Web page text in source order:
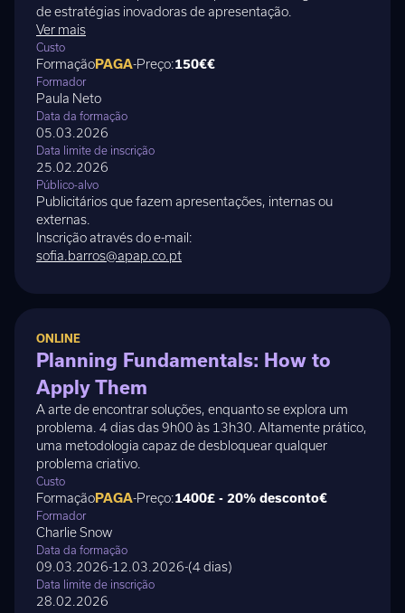
de estratégias inovadoras de apresentação.
Ver mais
Custo
FormaçãoPAGA-Preço:150€€
Formador
Paula Neto
Data da formação
05.03.2026
Data limite de inscrição
25.02.2026
Público-alvo
Publicitários que fazem apresentações, internas ou
externas.
Inscrição através do e-mail:
sofia.barros@apap.co.pt
ONLINE
Planning Fundamentals: How to
Apply Them
A arte de encontrar soluções, enquanto se explora um
problema. 4 dias das 9h00 às 13h30. Altamente prático,
uma metodologia capaz de desbloquear qualquer
problema criativo.
Custo
FormaçãoPAGA-Preço:1400£ - 20% desconto€
Formador
Charlie Snow
Data da formação
09.03.2026-12.03.2026-(4 dias)
Data limite de inscrição
28.02.2026